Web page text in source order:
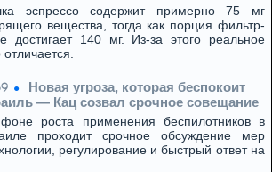
эспрессо содержит примерно 75 мг
вещества, тогда как порция фильтр-
достигает 140 мг. Из-за этого реальное
Новая угроза, которая беспокоит
— Кац созвал срочное совещание
роста применения беспилотников в
проходит срочное обсуждение мер
регулирование и быстрый ответ на